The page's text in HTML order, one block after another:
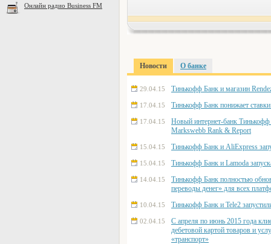
Онлайн радио Business FM
Новости О банке
29.04.15 Тинькофф Банк и магазин
17.04.15 Тинькофф Банк понижает
17.04.15
Новый интернет-банк Тинькофф
Markswebb Rank & Report
15.04.15 Тинькофф Банк и AliExpress
15.04.15 Тинькофф Банк и Lamoda
14.04.15
Тинькофф Банк полностью
переводы денег» для всех
10.04.15 Тинькофф Банк и Tele2
02.04.15
C апреля по июнь 2015 года
дебетовой картой товаров и
«транспорт»